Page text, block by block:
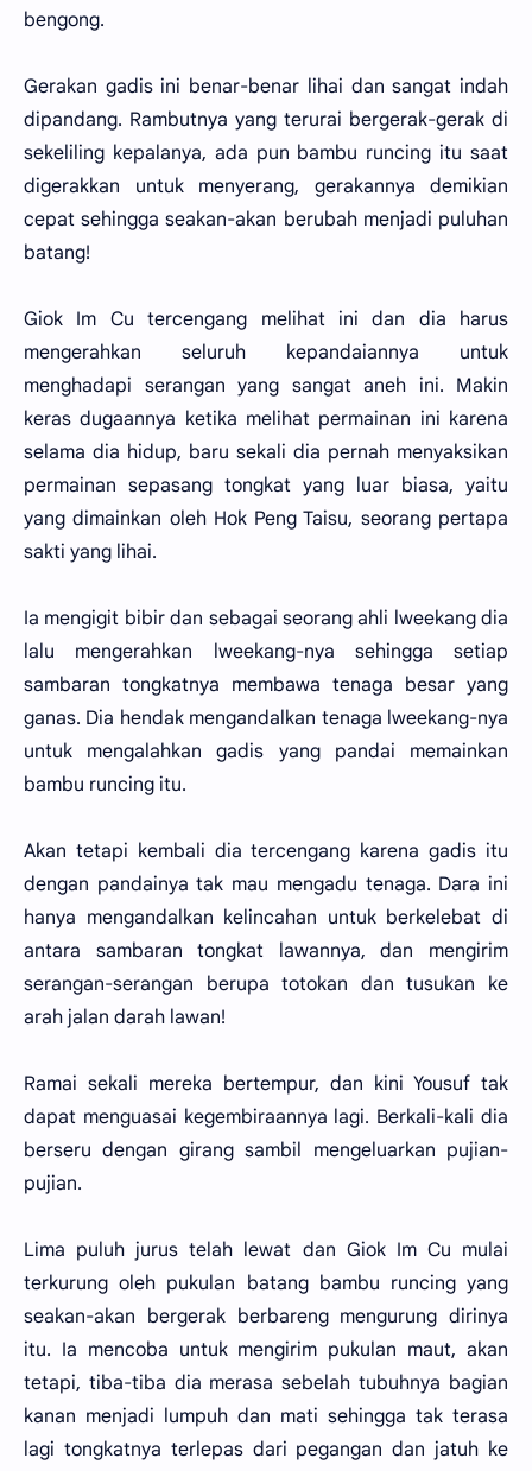
bengong.
Gerakan gadis ini benar-benar lihai dan sangat indah
dipandang. Rambutnya yang terurai bergerak-gerak di
sekeliling kepalanya, ada pun bambu runcing itu saat
digerakkan untuk menyerang, gerakannya demikian
cepat sehingga seakan-akan berubah menjadi puluhan
batang!
Giok Im Cu tercengang melihat ini dan dia harus
mengerahkan seluruh kepandaiannya untuk
menghadapi serangan yang sangat aneh ini. Makin
keras dugaannya ketika melihat permainan ini karena
selama dia hidup, baru sekali dia pernah menyaksikan
permainan sepasang tongkat yang luar biasa, yaitu
yang dimainkan oleh Hok Peng Taisu, seorang pertapa
sakti yang lihai.
Ia mengigit bibir dan sebagai seorang ahli lweekang dia
lalu mengerahkan lweekang-nya sehingga setiap
sambaran tongkatnya membawa tenaga besar yang
ganas. Dia hendak mengandalkan tenaga lweekang-nya
untuk mengalahkan gadis yang pandai memainkan
bambu runcing itu.
Akan tetapi kembali dia tercengang karena gadis itu
dengan pandainya tak mau mengadu tenaga. Dara ini
hanya mengandalkan kelincahan untuk berkelebat di
antara sambaran tongkat lawannya, dan mengirim
serangan-serangan berupa totokan dan tusukan ke
arah jalan darah lawan!
Ramai sekali mereka bertempur, dan kini Yousuf tak
dapat menguasai kegembiraannya lagi. Berkali-kali dia
berseru dengan girang sambil mengeluarkan pujian-
pujian.
Lima puluh jurus telah lewat dan Giok Im Cu mulai
terkurung oleh pukulan batang bambu runcing yang
seakan-akan bergerak berbareng mengurung dirinya
itu. Ia mencoba untuk mengirim pukulan maut, akan
tetapi, tiba-tiba dia merasa sebelah tubuhnya bagian
kanan menjadi lumpuh dan mati sehingga tak terasa
lagi tongkatnya terlepas dari pegangan dan jatuh ke